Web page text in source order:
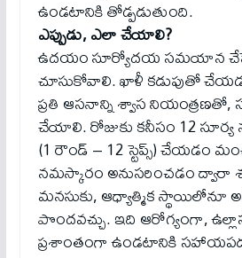
ఉండటానికి తోడ్పడుతుంది.
ఎప్పుడు, ఎలా చేయాలి?
ఉదయం సూర్యోదయ సమయాన
చూసుకోవాలి. ఖాళీ కడుపుతో
ప్రతి ఆసనాన్ని శ్వాస నియంత్రణతో,
చేయాలి. రోజుకు కనీసం 12
(1 రౌండ్‌ – 12 స్టెప్స్‌) చేయడం
నమస్కారం అనుసరించడం ద్వారా
మనసుకు, ఆధ్యాత్మిక స్థాయిలోనూ
పొందవచ్చు. ఇది ఆరోగ్యంగా,
ప్రశాంతంగా ఉండటానికి